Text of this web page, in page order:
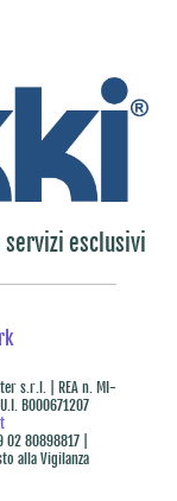
servizi esclusivi
s.r.l. | REA n. MI-
B000671207
80898817 |
alla Vigilanza